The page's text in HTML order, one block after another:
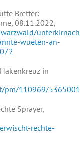
Bretter:
08.11.2022,
wueten-an-
in
pm/110969/5365001
Sprayer,
rechte-